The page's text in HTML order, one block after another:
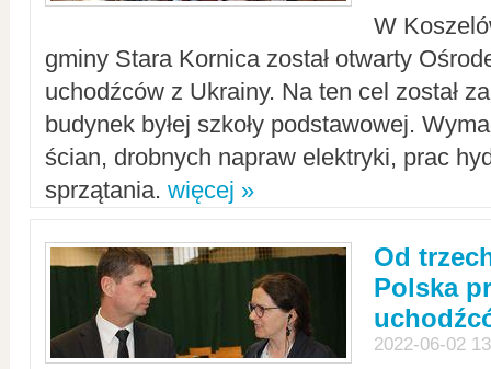
W
gminy Stara Kornica został otwarty
uchodźców z Ukrainy. Na ten cel został
budynek byłej szkoły podstawowej.
ścian, drobnych napraw elektryki, prac
sprzątania. więcej »
Od
Polska
2022-06-02